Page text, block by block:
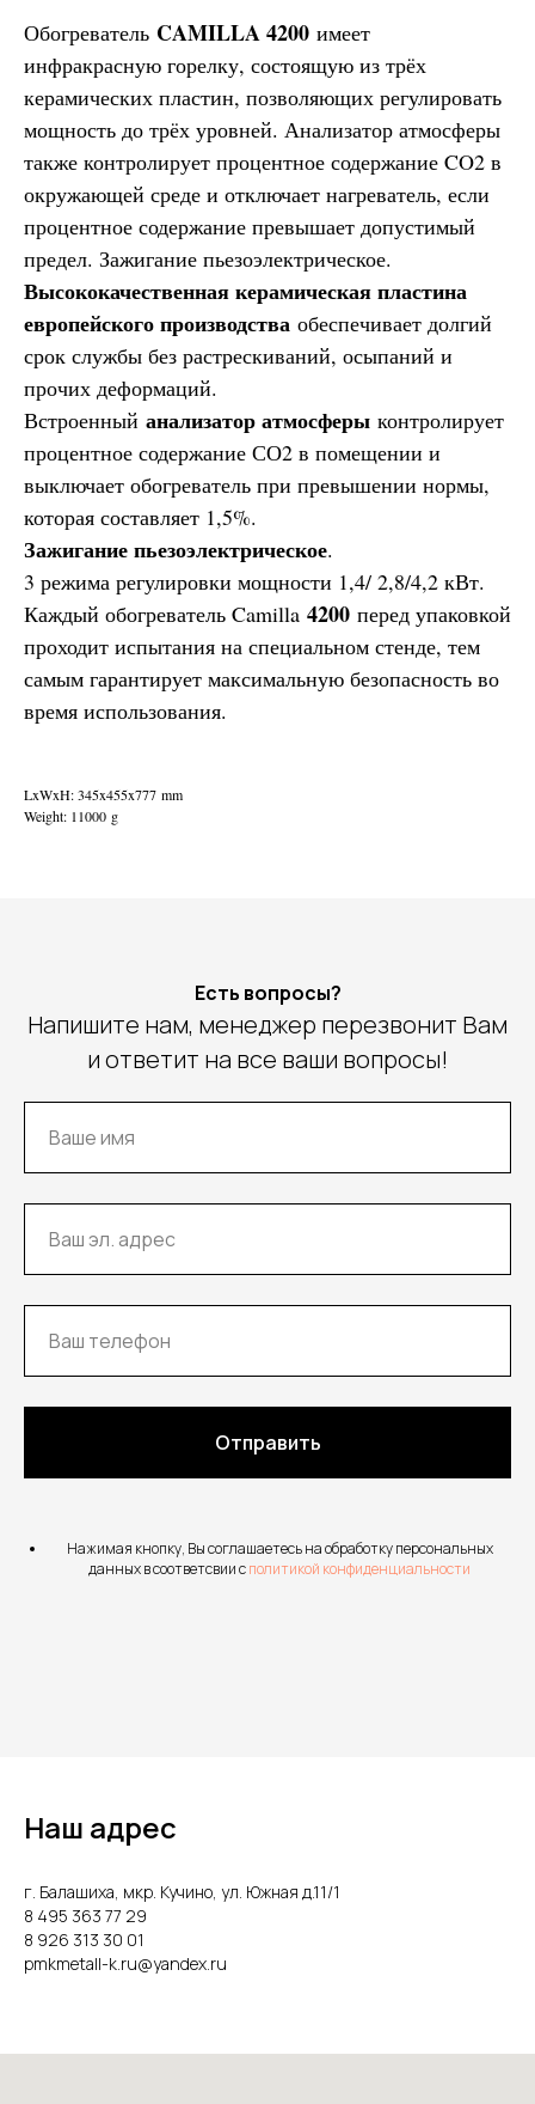
Обогреватель CAMILLA 4200 имеет
инфракрасную горелку, состоящую из трёх
керамических пластин, позволяющих регулировать
мощность до трёх уровней. Анализатор атмосферы
также контролирует процентное содержание CO2 в
окружающей среде и отключает нагреватель, если
процентное содержание превышает допустимый
предел. Зажигание пьезоэлектрическое.
Высококачественная керамическая пластина
европейского производства обеспечивает долгий
срок службы без растрескиваний, осыпаний и
прочих деформаций.
Встроенный анализатор атмосферы контролирует
процентное содержание СО2 в помещении и
выключает обогреватель при превышении нормы,
которая составляет 1,5%.
Зажигание пьезоэлектрическое.
3 режима регулировки мощности 1,4/ 2,8/4,2 кВт.
Каждый обогреватель Camilla 4200 перед упаковкой
проходит испытания на специальном стенде, тем
самым гарантирует максимальную безопасность во
время использования.
LxWxH: 345x455x777 mm
Weight: 11000 g
Есть вопросы?
Напишите нам, менеджер перезвонит Вам
и ответит на все ваши вопросы!
Отправить
Нажимая кнопку, Вы соглашаетесь на обработку персональных
данных в соответсвии сполитикой конфиденциальности
Наш адрес
г. Балашиха, мкр. Кучино, ул. Южная д.11/1
8 495 363 77 29
8 926 313 30 01
pmkmetall-k.ru@yandex.ru